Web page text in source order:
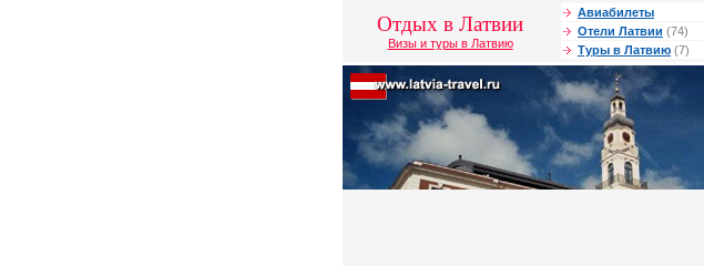
Отдых в Латвии
Визы и туры в Латвию
Авиабилеты
Отели Латвии (74)
Туры в Латвию (7)